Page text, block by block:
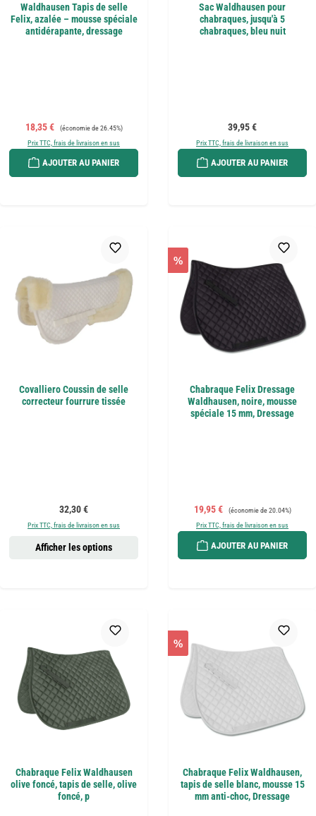
Waldhausen Tapis de selle
Felix, azalée – mousse spéciale
antidérapante, dressage
Prix de vente :
18,35 € Prix régulier :
(économie de 26.45%)
Prix TTC, frais de livraison en sus
AJOUTER AU PANIER
Sac Waldhausen pour
chabraques, jusqu'à 5
chabraques, bleu nuit
Prix régulier :
39,95 €
Prix TTC, frais de livraison en sus
AJOUTER AU PANIER
Covalliero Coussin de selle
correcteur fourrure tissée
Prix régulier :
32,30 €
Prix TTC, frais de livraison en sus
Afficher les options
%
Chabraque Felix Dressage
Waldhausen, noire, mousse
spéciale 15 mm, Dressage
Prix de vente :
19,95 € Prix régulier :
(économie de 20.04%)
Prix TTC, frais de livraison en sus
AJOUTER AU PANIER
Chabraque Felix Waldhausen
olive foncé, tapis de selle, olive
foncé, p
%
Chabraque Felix Waldhausen,
tapis de selle blanc, mousse 15
mm anti-choc, Dressage